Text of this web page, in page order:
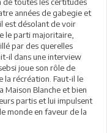
années de gabegie et
est désolant de voir
le parti majoritaire,
par des querelles
il dans une interview
joue son rôle de
la récréation. Faut-il le
Maison Blanche et bien
partis et lui impulsent
monde en faveur de la